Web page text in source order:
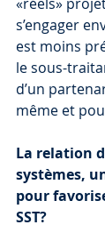
s’engager
est moins
le sous-
d’un
même et
La relation
systèmes,
pour
SST?